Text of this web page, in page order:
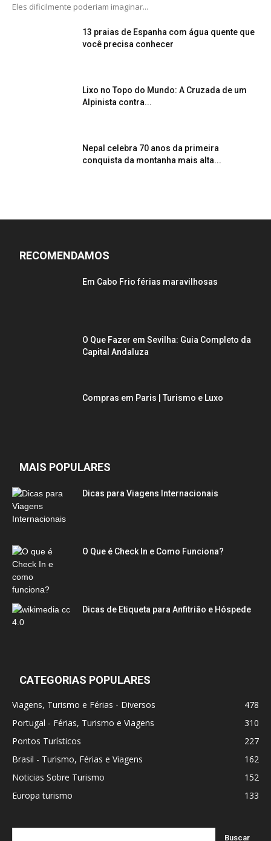
Eles dificilmente poderiam imaginar...
13 praias de Espanha com água quente que
você precisa conhecer
Lixo no Topo do Mundo: A Cruzada de um
Alpinista contra...
Nepal celebra 70 anos da primeira
conquista da montanha mais alta...
RECOMENDAMOS
Em Cabo Frio férias maravilhosas
O Que Fazer em Sevilha: Guia Completo da
Capital Andaluza
Compras em Paris | Turismo e Luxo
MAIS POPULARES
Dicas para Viagens Internacionais
O Que é Check In e Como Funciona?
Dicas de Etiqueta para Anfitrião e Hóspede
CATEGORIAS POPULARES
Viagens, Turismo e Férias - Diversos
478
Portugal - Férias, Turismo e Viagens
310
Pontos Turísticos
227
Brasil - Turismo, Férias e Viagens
162
Noticias Sobre Turismo
152
Europa turismo
133